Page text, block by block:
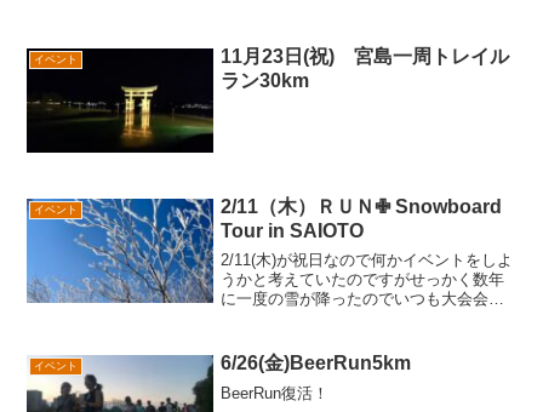
イベント
11月23日(祝) 宮島一周トレイル
ラン30km
イベント
2/11（木）ＲＵＮ✙ Snowboard
Tour in SAIOTO
2/11(木)が祝日なので何かイベントをしよ
うかと考えていたのですがせっかく数年
に一度の雪が降ったのでいつも大会会場
ょう！（スキーも可）ツアーと言っても
日帰りですし、コ...
イベント 6/26(金)BeerRun5km
BeerRun復活！